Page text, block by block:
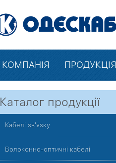
КОМПАНІЯ ПРОДУКЦІЯ
Каталог продукції
Кабелі зв'язку
Волоконно-оптичні кабелі